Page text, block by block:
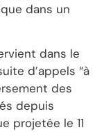
dans un
dans le
d’appels “à
des
depuis
projetée le 11